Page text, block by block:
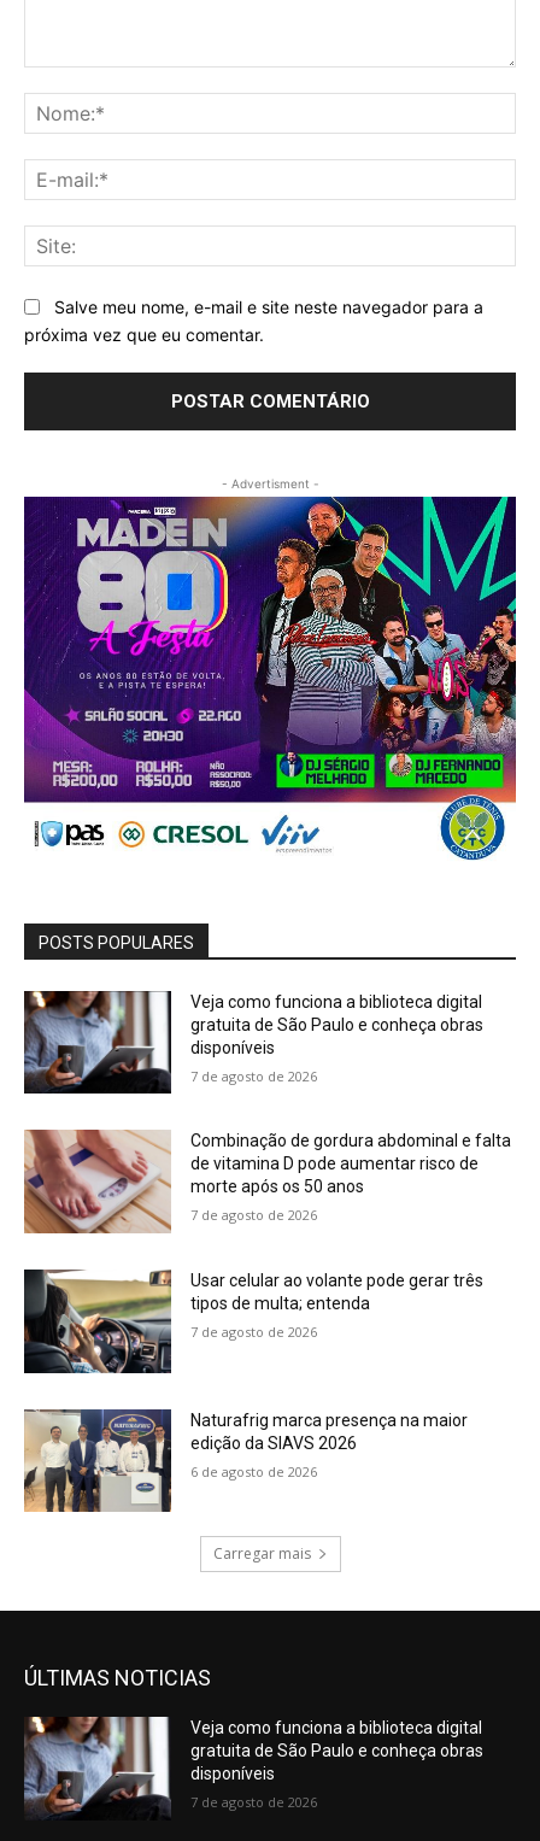
Salve meu nome, e-mail e site neste navegador para a
próxima vez que eu comentar.
- Advertisment -
POSTS POPULARES
Veja como funciona a biblioteca digital
gratuita de São Paulo e conheça obras
disponíveis
7 de agosto de 2026
Combinação de gordura abdominal e falta
de vitamina D pode aumentar risco de
morte após os 50 anos
7 de agosto de 2026
Usar celular ao volante pode gerar três
tipos de multa; entenda
7 de agosto de 2026
Naturafrig marca presença na maior
edição da SIAVS 2026
6 de agosto de 2026
Carregar mais
ÚLTIMAS NOTICIAS
Veja como funciona a biblioteca digital
gratuita de São Paulo e conheça obras
disponíveis
7 de agosto de 2026